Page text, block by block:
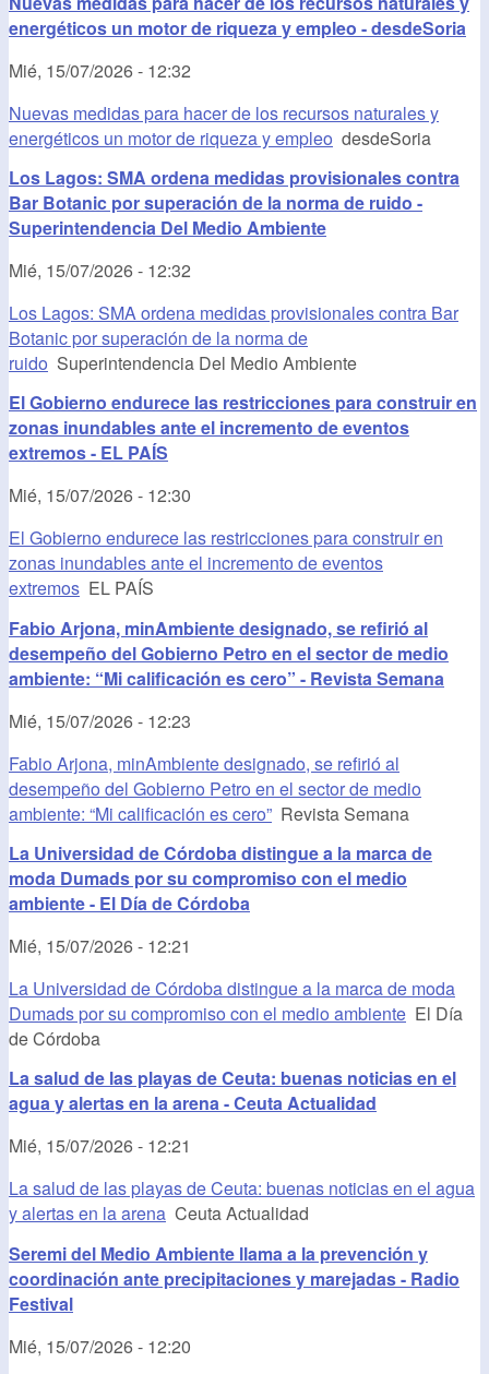
energéticos un motor de riqueza y empleo - desdeSoria
Mié, 15/07/2026 - 12:32
Nuevas medidas para hacer de los recursos naturales y
energéticos un motor de riqueza y empleo desdeSoria
Los Lagos: SMA ordena medidas provisionales contra
Bar Botanic por superación de la norma de ruido -
Superintendencia Del Medio Ambiente
Mié, 15/07/2026 - 12:32
Los Lagos: SMA ordena medidas provisionales contra Bar
Botanic por superación de la norma de
ruido Superintendencia Del Medio Ambiente
El Gobierno endurece las restricciones para construir en
zonas inundables ante el incremento de eventos
extremos - EL PAÍS
Mié, 15/07/2026 - 12:30
El Gobierno endurece las restricciones para construir en
zonas inundables ante el incremento de eventos
extremos EL PAÍS
Fabio Arjona, minAmbiente designado, se refirió al
desempeño del Gobierno Petro en el sector de medio
ambiente: “Mi calificación es cero” - Revista Semana
Mié, 15/07/2026 - 12:23
Fabio Arjona, minAmbiente designado, se refirió al
desempeño del Gobierno Petro en el sector de medio
ambiente: “Mi calificación es cero” Revista Semana
La Universidad de Córdoba distingue a la marca de
moda Dumads por su compromiso con el medio
ambiente - El Día de Córdoba
Mié, 15/07/2026 - 12:21
La Universidad de Córdoba distingue a la marca de moda
Dumads por su compromiso con el medio ambiente El Día
de Córdoba
La salud de las playas de Ceuta: buenas noticias en el
agua y alertas en la arena - Ceuta Actualidad
Mié, 15/07/2026 - 12:21
La salud de las playas de Ceuta: buenas noticias en el agua
y alertas en la arena Ceuta Actualidad
Seremi del Medio Ambiente llama a la prevención y
coordinación ante precipitaciones y marejadas - Radio
Festival
Mié, 15/07/2026 - 12:20